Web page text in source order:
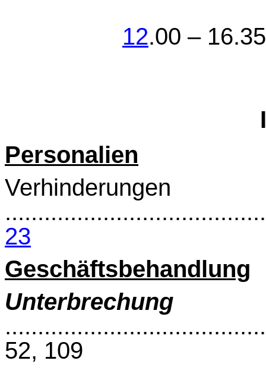
12.00 –
Personalien
Verhinderungen
23
Geschäftsbehandlung
Unterbrechung
52, 109